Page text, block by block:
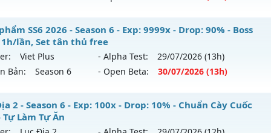
loại: Mu Custom thêm đồ mới
XShield
SS2 - THIÊN VƯƠNG - Lối chơi Non-Reset (Cày cuốc 100%)
mới ra tháng 08 2026 - Mở máy chủTHIÊN VƯƠNG
100x - Drop: 5%
loại: Mu Nguyên bản Webzen
SS6 2026 - Season 6 - Exp: 9999x - Drop: 90% - Boss
lần, Set tân thủ free
Viet Plus - Alpha Test: 29/07/2026 (13h)
Bản:
Season 6 - Open Beta: 30/07/2026 (13h)
phẩm SS6 2026 - Boss drop 1h/lần, Set tân thủ free
mới ra tháng 07 2026 - Mở máy chủViet Plusvào 13h
2 - Season 6 - Exp: 100x - Drop: 10% - Chuẩn Cày Cuốc
Tự Làm Tự Ăn